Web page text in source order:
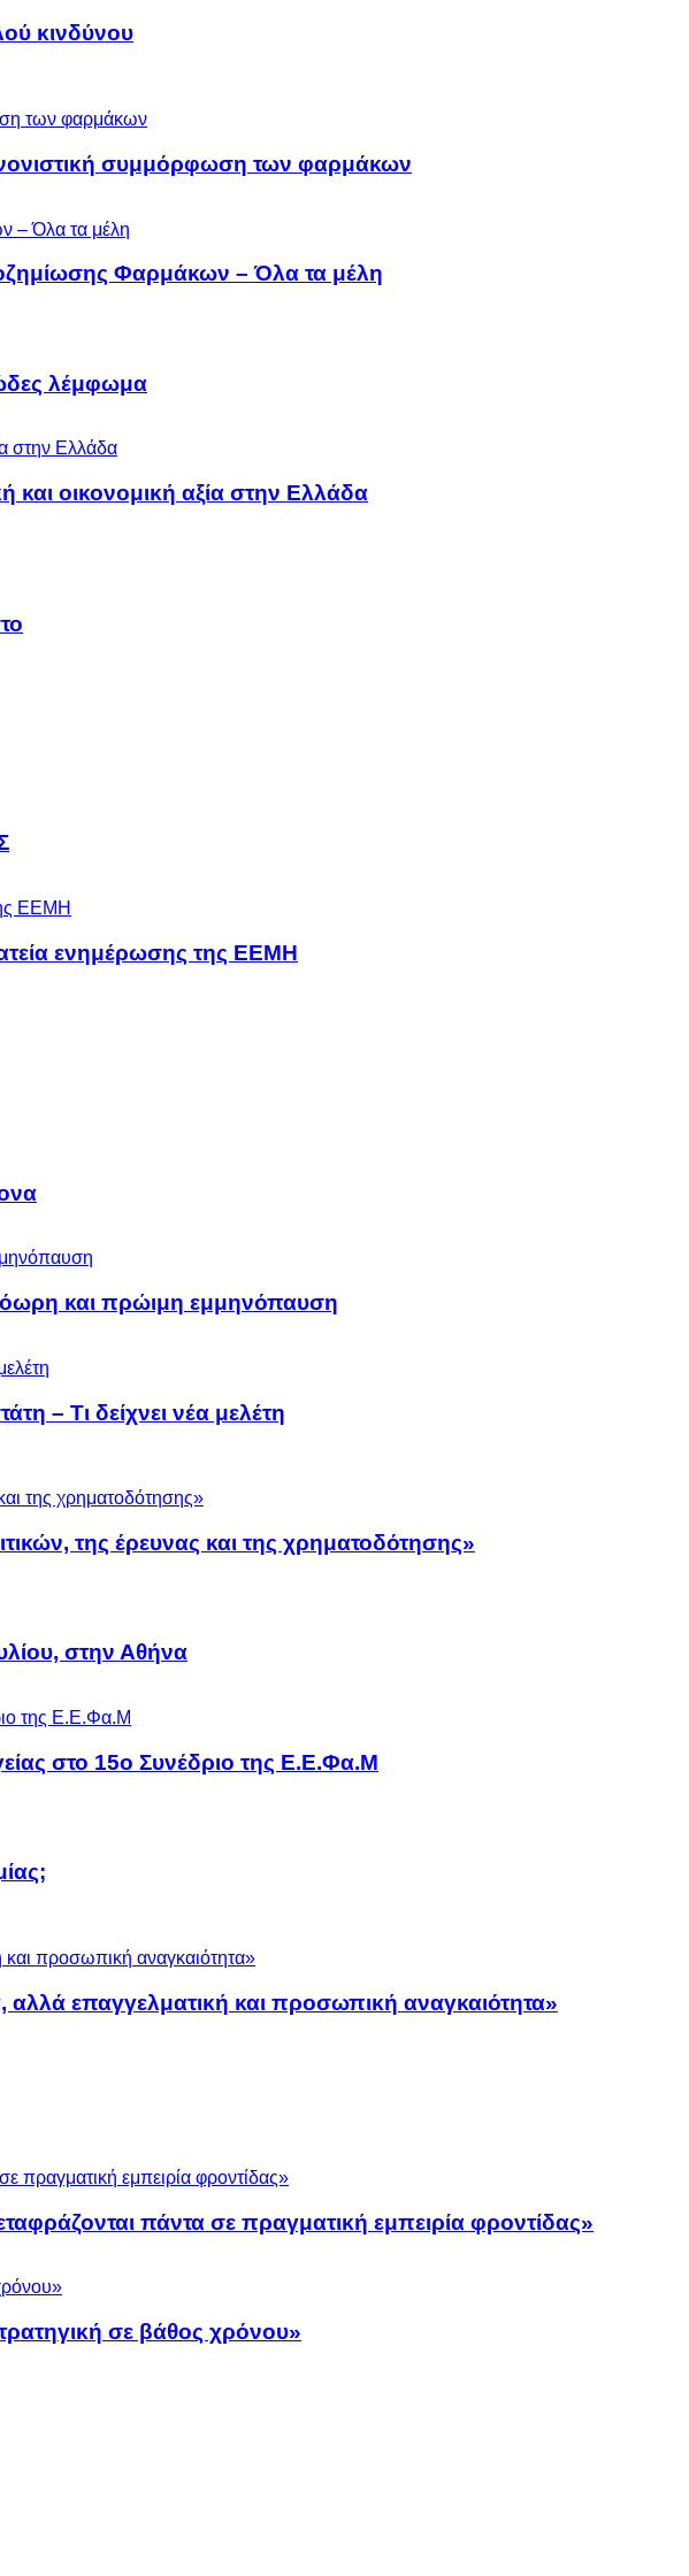
κινδύνου
συμμόρφωση των φαρμάκων
Φαρμάκων – Όλα τα μέλη
λέμφωμα
οικονομική αξία στην Ελλάδα
ενημέρωσης της ΕΕΜΗ
και πρώιμη εμμηνόπαυση
– Τι δείχνει νέα μελέτη
της έρευνας και της χρηματοδότησης»
στην Αθήνα
στο 15ο Συνέδριο της Ε.Ε.Φα.Μ
αλλά επαγγελματική και προσωπική αναγκαιότητα»
πάντα σε πραγματική εμπειρία φροντίδας»
σε βάθος χρόνου»